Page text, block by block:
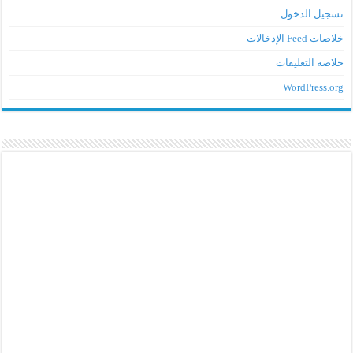
تسجيل الدخول
خلاصات Feed الإدخالات
خلاصة التعليقات
WordPress.org